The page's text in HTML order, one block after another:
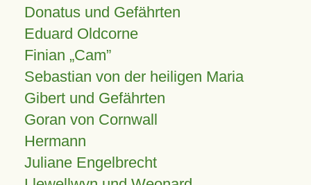
Donatus und Gefährten
Eduard Oldcorne
Finian Cam
Sebastian von der heiligen Maria
Gibert und Gefährten
Goran von Cornwall
Hermann
Juliane Engelbrecht